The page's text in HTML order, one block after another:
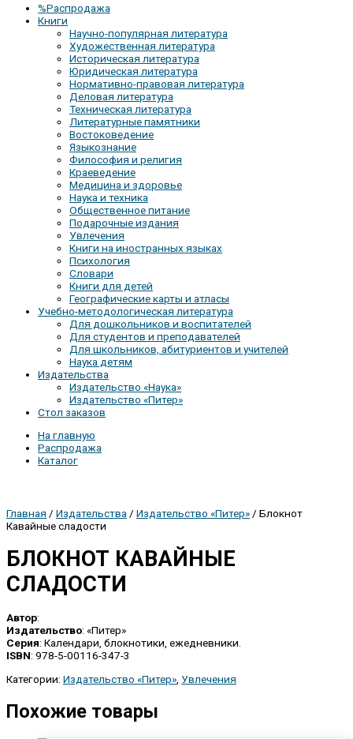
%Распродажа
Книги
Научно-популярная литература
Художественная литература
Историческая литература
Юридическая литература
Нормативно-правовая литература
Деловая литература
Техническая литература
Литературные памятники
Востоковедение
Языкознание
Философия и религия
Краеведение
Медицина и здоровье
Наука и техника
Общественное питание
Подарочные издания
Увлечения
Книги на иностранных языках
Психология
Словари
Книги для детей
Географические карты и атласы
Учебно-методологическая литература
Для дошкольников и воспитателей
Для студентов и преподавателей
Для школьников, абитуриентов и учителей
Наука детям
Издательства
Издательство «Наука»
Издательство «Питер»
Стол заказов
На главную
Распродажа
Каталог
Главная / Издательства / Издательство «Питер» / Блокнот
Кавайные сладости
БЛОКНОТ КАВАЙНЫЕ
СЛАДОСТИ
Автор:
Издательство: «Питер»
Серия: Календари, блокнотики, ежедневники.
ISBN: 978-5-00116-347-3
Категории: Издательство «Питер» Увлечения
Похожие товары